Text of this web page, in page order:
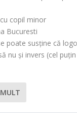
copil minor
Bucuresti
poate susține că
nu și invers (cel